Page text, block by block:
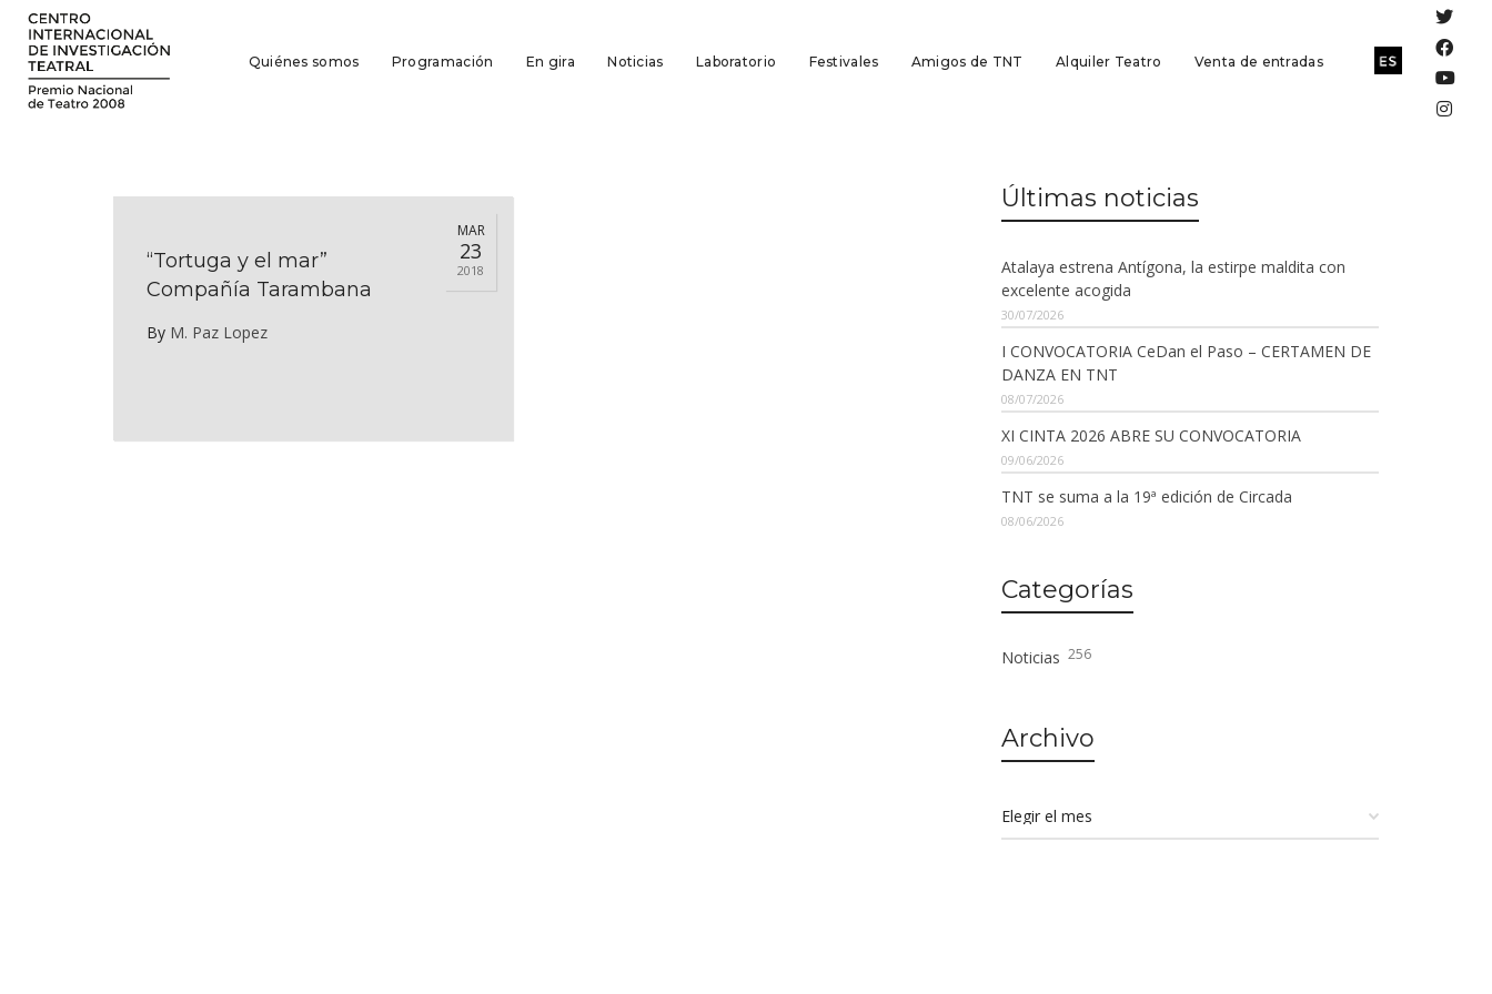
Quiénes somos Programación En gira Noticias Laboratorio Festivales Amigos de TNT Alquiler Teatro Venta de entradas
MAR
23
2018
“Tortuga y el mar”
Compañía Tarambana
By M. Paz Lopez
Últimas noticias
Atalaya estrena Antígona, la estirpe maldita con
excelente acogida
30/07/2026
I CONVOCATORIA CeDan el Paso – CERTAMEN DE
DANZA EN TNT
08/07/2026
XI CINTA 2026 ABRE SU CONVOCATORIA
09/06/2026
TNT se suma a la 19ª edición de Circada
08/06/2026
Categorías
Noticias 256
Archivo